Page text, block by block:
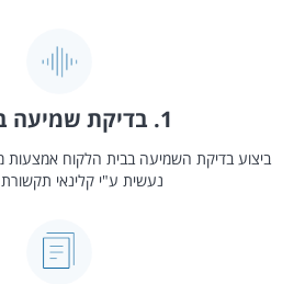
ביצוע בדיקת השמיעה בבית הלקוח אמצעות
נעשית ע"י קלינאי תקשורת